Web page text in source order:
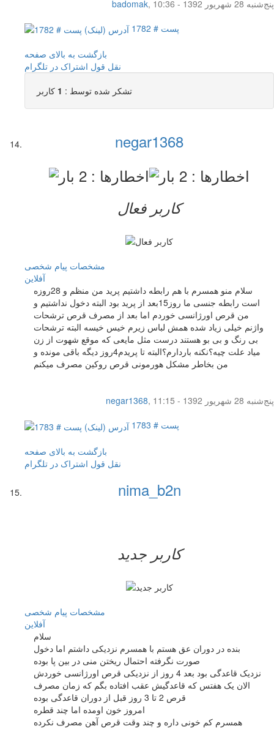
badomak,
پنج‌شنبه 28 شهریور 1392 - 10:36
پست # 1782
بازگشت به بالای صفحه
نقل قول اشتراک در تلگرام
تشکر شده توسط : 1 کاربر
negar1368
کاربر فعال
مشخصات پیام شخصی
آفلاين
سلام منو همسرم با هم رابطه داشتیم پرید من منظم و 28روزه
است رابطه جنسی ما روز15بعد از پرید بود البته دخول نداشتیم و
من قرص اورژانسی خوردم اما بعد از مصرف قرص ترشحات
واژنم خیلی زیاد شده همش لباس زیرم خیس خیسه البته ترشحات
بی رنگ و بی بو هستند درست مثل مایعی که موقع شهوت از زن
میاد علت چیه؟نکنه باردارم؟البته تا پریدم4روز دیگه باقی مونده و
من بخاطر مشکل هورمونی قرص روکین مصرف میکنم
negar1368,
پنج‌شنبه 28 شهریور 1392 - 11:15
پست # 1783
بازگشت به بالای صفحه
نقل قول اشتراک در تلگرام
nima_b2n
کاربر جدید
مشخصات پیام شخصی
آفلاين
سلام
بنده در دوران عق هستم با همسرم نزدیکی داشتم اما دخول
صورت نگرفته احتمال ریختن منی در بین پا بوده
نزدیک قاعدگی بود بعد 4 روز از نزدیکی قرص اورژانسی خوردش
الان یک هفتس که قاعدگیش عقب افتاده بگم که زمان مصرف
قرص 2 تا 3 روز قبل از دوران قاعدگی بوده
امروز خون اومده اما چند قطره
همسرم کم خونی داره و چند وقت قرص آهن مصرف نکرده